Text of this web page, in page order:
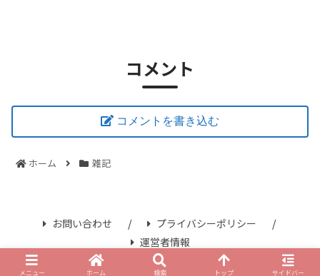
コメント
コメントを書き込む
ホーム 雑記
お問い合わせ
プライバシーポリシー
運営者情報
© 2021 さみずブログ.
メニュー ホーム 検索 トップ サイドバー